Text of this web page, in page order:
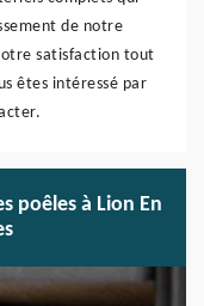
de notre
satisfaction tout
êtes intéressé par
poêles à Lion En